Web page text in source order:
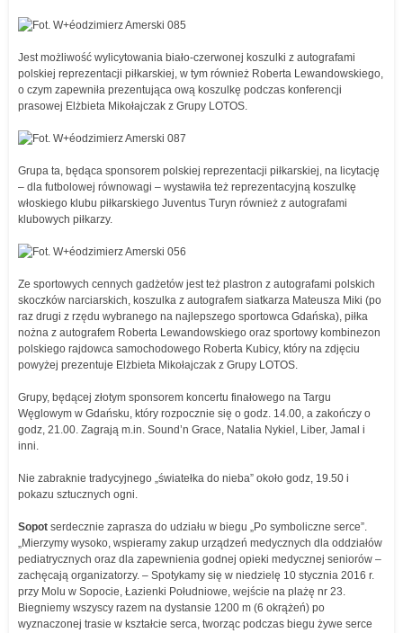
Jest możliwość wylicytowania biało-czerwonej koszulki z autografami
polskiej reprezentacji piłkarskiej, w tym również Roberta Lewandowskiego,
o czym zapewniła prezentująca ową koszulkę podczas konferencji
prasowej Elżbieta Mikołajczak z Grupy LOTOS.
Grupa ta, będąca sponsorem polskiej reprezentacji piłkarskiej, na licytację
– dla futbolowej równowagi – wystawiła też reprezentacyjną koszulkę
włoskiego klubu piłkarskiego Juventus Turyn również z autografami
klubowych piłkarzy.
Ze sportowych cennych gadżetów jest też plastron z autografami polskich
skoczków narciarskich, koszulka z autografem siatkarza Mateusza Miki (po
raz drugi z rzędu wybranego na najlepszego sportowca Gdańska), piłka
nożna z autografem Roberta Lewandowskiego oraz sportowy kombinezon
polskiego rajdowca samochodowego Roberta Kubicy, który na zdjęciu
powyżej prezentuje Elżbieta Mikołajczak z Grupy LOTOS.
Grupy, będącej złotym sponsorem koncertu finałowego na Targu
Węglowym w Gdańsku, który rozpocznie się o godz. 14.00, a zakończy o
godz, 21.00. Zagrają m.in. Sound’n Grace, Natalia Nykiel, Liber, Jamal i
inni.
Nie zabraknie tradycyjnego „światełka do nieba” około godz, 19.50 i
pokazu sztucznych ogni.
Sopot serdecznie zaprasza do udziału w biegu „Po symboliczne serce”.
„Mierzymy wysoko, wspieramy zakup urządzeń medycznych dla oddziałów
pediatrycznych oraz dla zapewnienia godnej opieki medycznej seniorów –
zachęcają organizatorzy. – Spotykamy się w niedzielę 10 stycznia 2016 r.
przy Molu w Sopocie, Łazienki Południowe, wejście na plażę nr 23.
Biegniemy wszyscy razem na dystansie 1200 m (6 okrążeń) po
wyznaczonej trasie w kształcie serca, tworząc podczas biegu żywe serce